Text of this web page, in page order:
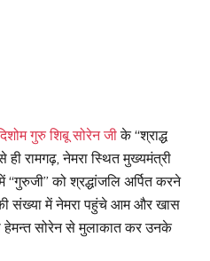
गुरु शिबू सोरेन जीके “श्राद्ध
रामगढ़, नेमरा स्थित मुख्यमंत्री
को श्रद्धांजलि अर्पित करने
की संख्या में नेमरा पहुंचे आम और खास
हेमन्त सोरेन से मुलाकात कर उनके